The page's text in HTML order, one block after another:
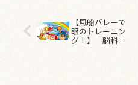
【風船バレーで
眼のトレーニン
グ！】 脳科学